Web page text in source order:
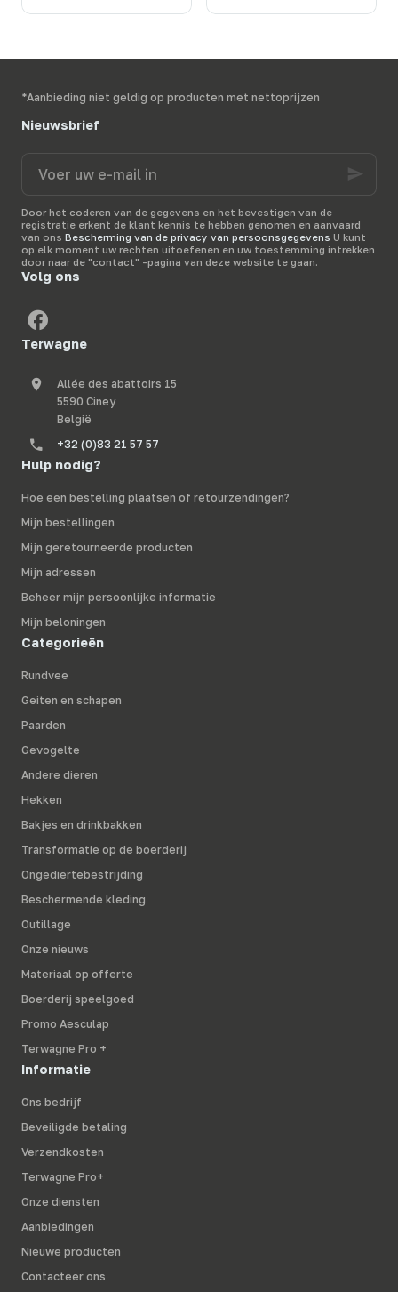
*Aanbieding niet geldig op producten met nettoprijzen
Nieuwsbrief
mail
in
Door het coderen van de gegevens en het bevestigen van de
registratie erkent de klant kennis te hebben genomen en aanvaard
van ons Bescherming van de privacy van persoonsgegevens U kunt
op elk moment uw rechten uitoefenen en uw toestemming intrekken
door naar de "contact" -pagina van deze website te gaan.
Volg ons
Terwagne
Allée des abattoirs 15
5590 Ciney
België
+32 (0)83 21 57 57
Hulp nodig?
Hoe een bestelling plaatsen of retourzendingen?
Mijn bestellingen
Mijn geretourneerde producten
Mijn adressen
Beheer mijn persoonlijke informatie
Mijn beloningen
Categorieën
Rundvee
Geiten en schapen
Paarden
Gevogelte
Andere dieren
Hekken
Bakjes en drinkbakken
Transformatie op de boerderij
Ongediertebestrijding
Beschermende kleding
Outillage
Onze nieuws
Materiaal op offerte
Boerderij speelgoed
Promo Aesculap
Terwagne Pro +
Informatie
Ons bedrijf
Beveiligde betaling
Verzendkosten
Terwagne Pro+
Onze diensten
Aanbiedingen
Nieuwe producten
Contacteer ons